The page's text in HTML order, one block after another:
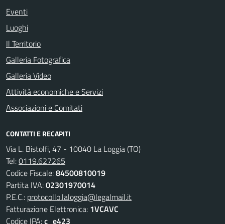
Eventi
Luoghi
Il Territorio
Galleria Fotografica
Galleria Video
Attività economiche e Servizi
Associazioni e Comitati
CONTATTI E RECAPITI
Via L. Bistolfi, 47 - 10040 La Loggia (TO)
Tel:0119.627265
Codice Fiscale:84500810019
Partita IVA:02301970014
P.E.C.: protocollo.laloggia@legalmail.it
Fatturazione Elettronica: 1VCAVC
Codice IPA:c_e423